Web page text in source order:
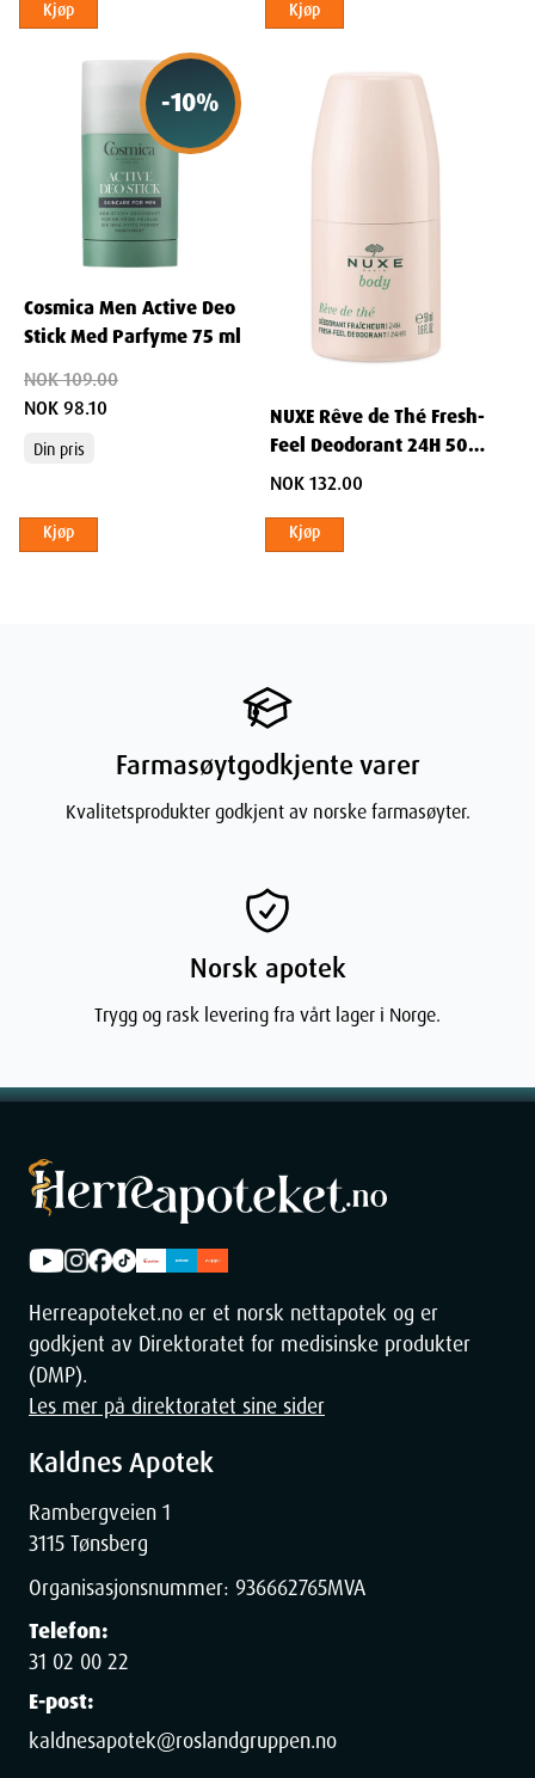
Varenummer:
L'Occitane Norge AS
Ingredienser
PROPYLENE GLYCOL - AQUA/WATER - SODIUM STEARATE -
PARFUM/FRAGRANCE - ETHYLHEXYLGLYCERIN - CETYL ALCOHOL -
STYRENE/ACRYLATES COPOLYMER - STEARIC ACID - LINALOOL -
COUMARIN - BENZYL BENZOATE - LIMONENE - BENZYL ALCOHOL -
Kjøp Kjøp
-10%
Cosmica Men Active Deo
Stick Med Parfyme 75 ml
NOK 109.00
NOK 98.10
Din pris
Kjøp
NUXE Rêve de Thé Fresh-
Feel Deodorant 24H 50
ml
NOK 132.00
Kjøp
Farmasøytgodkjente varer
Kvalitetsprodukter godkjent av norske farmasøyter.
Norsk apotek
Trygg og rask levering fra vårt lager i Norge.
Herreapoteket.no er et norsk nettapotek og er
godkjent av Direktoratet for medisinske produkter
(DMP).
Les mer på direktoratet sine sider
Kaldnes Apotek
Rambergveien 1
3115 Tønsberg
Organisasjonsnummer: 936662765MVA
Telefon:
31 02 00 22
E-post:
kaldnesapotek@roslandgruppen.no